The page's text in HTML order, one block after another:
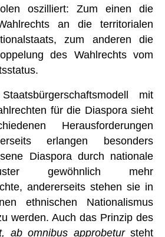
oszilliert: Zum einen die
an die territorialen
zum anderen die
des Wahlrechts vom
mit
für die Diaspora sieht
Herausforderungen
erlangen besonders
Diaspora durch nationale
gewöhnlich mehr
andererseits stehen sie in
ethnischen Nationalismus
werden. Auch das Prinzip des
, ab omnibus approbetursteht